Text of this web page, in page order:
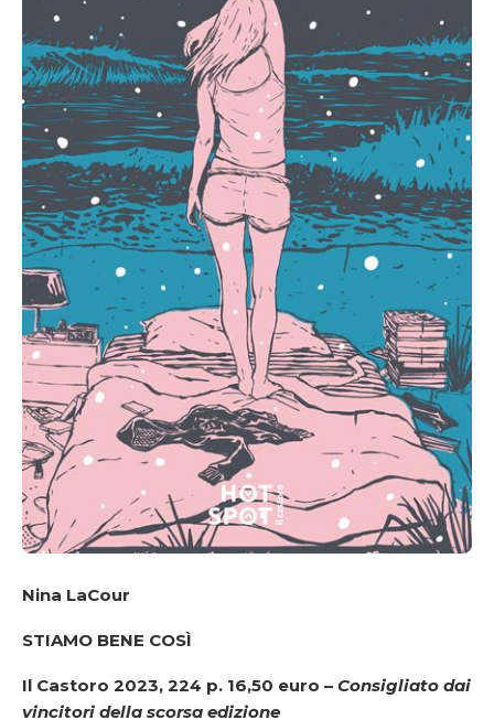
Nina LaCour
STIAMO BENE COSÌ
Il Castoro 2023, 224 p. 16,50 euro – Consigliato dai
vincitori della scorsa edizione